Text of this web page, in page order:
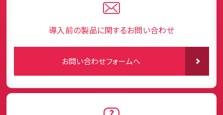
導入前の製品に関するお問い合わせ
お問い合わせフォームへ